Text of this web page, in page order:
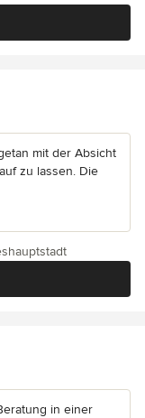
mit der Absicht
zu lassen. Die
in einer